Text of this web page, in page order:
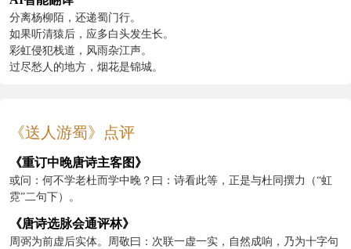
分离杨柳陌，还递蜀门行。
如果听清猿后，应多白头发生长。
彩虹侵犯栈道，风雨杂江声。
过尽愁人的地方，烟花是锦城。
《送人游蜀》点评
《重订中晚唐诗主客图》
或问：何不学老杜而学中晚？曰：诗看此等，正是与杜同撰力（“虹
霓”二句下）。
《唐诗选脉会通评林》
周弼为前虚后实体。周敬曰：次联一虚一实，自然成响，乃为十字句